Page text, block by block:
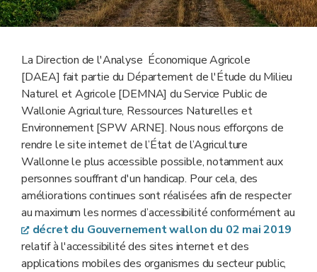
La Direction de l'Analyse Économique Agricole
[DAEA] fait partie du Département de l'Étude du Milieu
Naturel et Agricole [DEMNA] du Service Public de
Wallonie Agriculture, Ressources Naturelles et
Environnement [SPW ARNE]. Nous nous efforçons de
rendre le site internet de l’État de l’Agriculture
Wallonne le plus accessible possible, notamment aux
personnes souffrant d'un handicap. Pour cela, des
améliorations continues sont réalisées afin de respecter
au maximum les normes d’accessibilité conformément au
décret du Gouvernement wallon du 02 mai 2019
relatif à l'accessibilité des sites internet et des
applications mobiles des organismes du secteur public,